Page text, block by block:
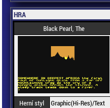
HRA
Black Pearl, The
Herní styl
Graphic(Hi-Res)/Text